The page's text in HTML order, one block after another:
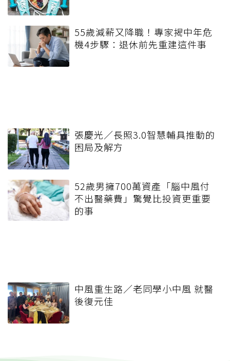
55歲減薪又降職！專家揭中年危
機4步驟：退休前先重建這件事
張慶光／長照3.0智慧輔具推動的
困局及解方
52歲男擁700萬資產「腦中風付
不出醫藥費」驚覺比投資更重要
的事
中風重生路／老同學小中風 就醫
後復元佳